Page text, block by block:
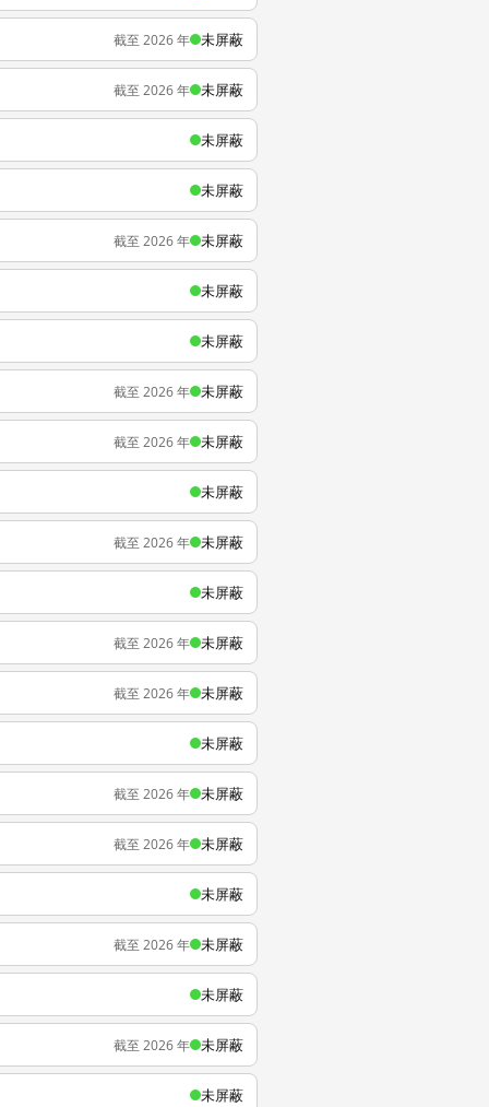
截至 2026 年 未屏蔽
截至 2026 年 未屏蔽
未屏蔽
未屏蔽
截至 2026 年 未屏蔽
未屏蔽
未屏蔽
截至 2026 年 未屏蔽
截至 2026 年 未屏蔽
未屏蔽
截至 2026 年 未屏蔽
未屏蔽
截至 2026 年 未屏蔽
截至 2026 年 未屏蔽
未屏蔽
截至 2026 年 未屏蔽
截至 2026 年 未屏蔽
未屏蔽
截至 2026 年 未屏蔽
未屏蔽
截至 2026 年 未屏蔽
未屏蔽